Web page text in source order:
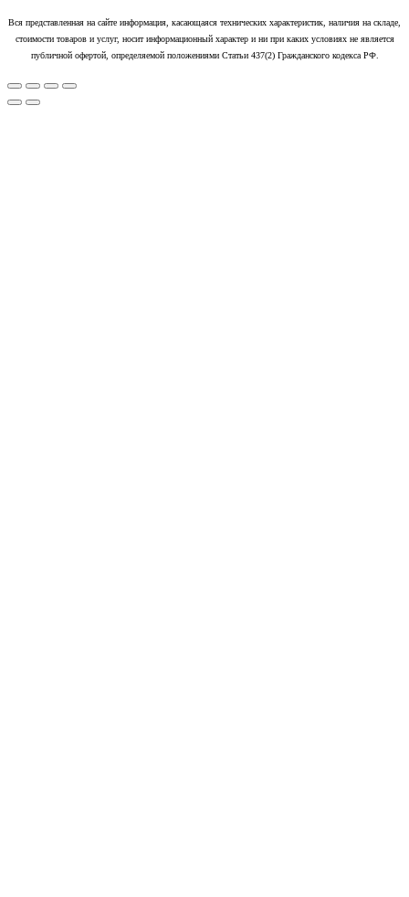
Вся представленная на сайте информация, касающаяся технических характеристик, наличия на складе,
стоимости товаров и услуг, носит информационный характер и ни при каких условиях не является
публичной офертой, определяемой положениями Статьи 437(2) Гражданского кодекса РФ.